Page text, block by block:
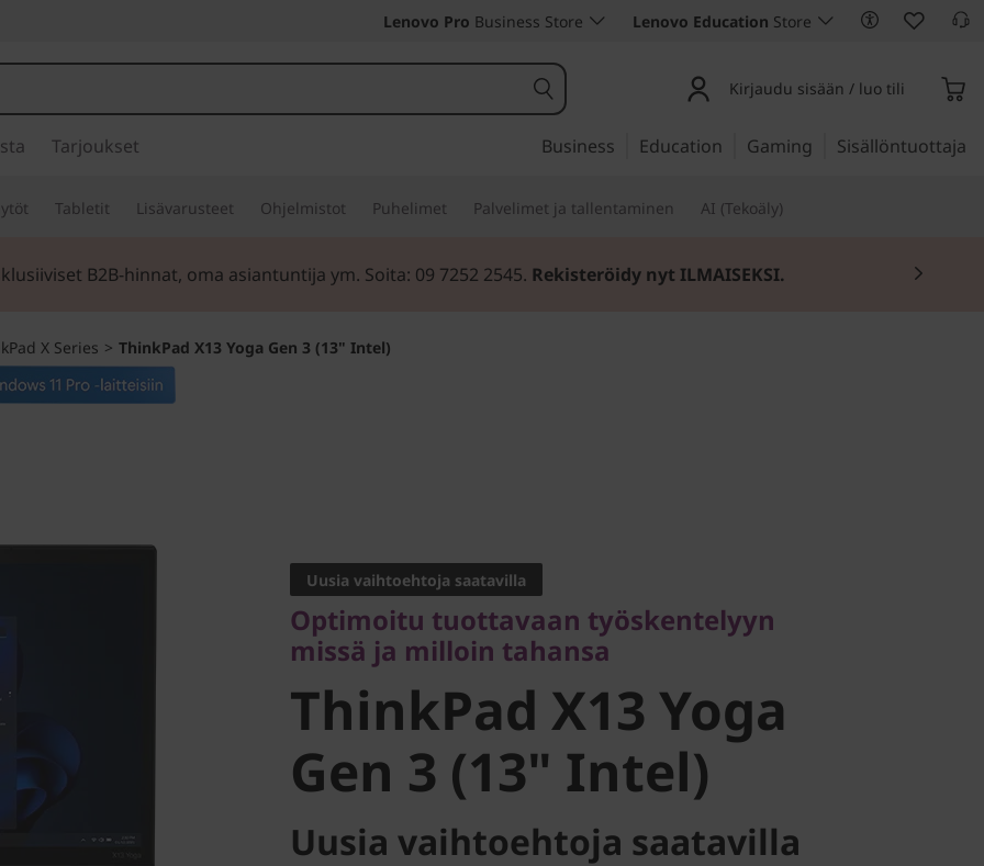
Lenovo Pro Business Store Lenovo Education Store
Kirjaudu sisään / luo tili
Tarjoukset Business Education Gaming Sisällöntuottaja
Tabletit Lisävarusteet Ohjelmistot Puhelimet Palvelimet ja tallentaminen AI (Tekoäly)
B2B-hinnat, oma asiantuntija ym. Soita: 09 7252 2545. Rekisteröidy nyt ILMAISEKSI.
X Series > ThinkPad X13 Yoga Gen 3 (13" Intel)
missä ja milloin tahansa
ThinkPad X13 Yoga
Gen 3 (13" Intel)
Uusia vaihtoehtoja saatavilla
Optimoitu tuottavaan työskentelyyn
missä ja milloin tahansa
ThinkPad X13 Yoga
Gen 3 (13" Intel)
Uusia vaihtoehtoja saatavilla